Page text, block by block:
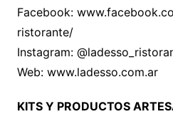
Facebook:
ristorante/
Instagram:
Web: www.ladesso.com.ar
KITS Y PRODUCTOS